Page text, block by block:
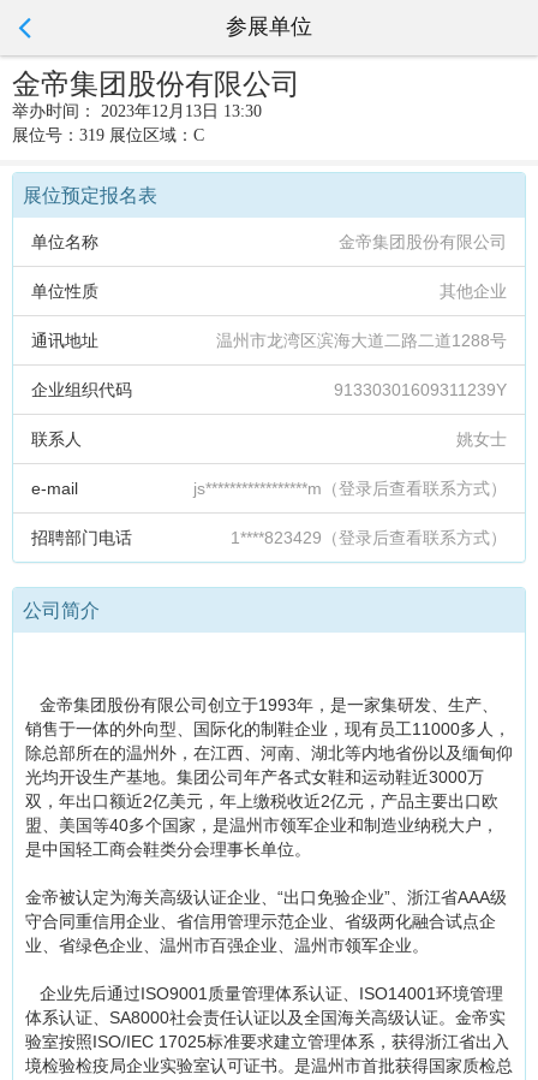
参展单位
金帝集团股份有限公司
举办时间： 2023年12月13日 13:30
展位号：319 展位区域：C
展位预定报名表
单位名称 金帝集团股份有限公司
单位性质 其他企业
通讯地址 温州市龙湾区滨海大道二路二道1288号
企业组织代码 91330301609311239Y
联系人 姚女士
e-mail js*****************m（登录后查看联系方式）
招聘部门电话 1****823429（登录后查看联系方式）
公司简介
金帝集团股份有限公司创立于1993年，是一家集研发、生产、
销售于一体的外向型、国际化的制鞋企业，现有员工11000多人，
除总部所在的温州外，在江西、河南、湖北等内地省份以及缅甸仰
光均开设生产基地。集团公司年产各式女鞋和运动鞋近3000万
双，年出口额近2亿美元，年上缴税收近2亿元，产品主要出口欧
盟、美国等40多个国家，是温州市领军企业和制造业纳税大户，
是中国轻工商会鞋类分会理事长单位。
金帝被认定为海关高级认证企业、“出口免验企业”、浙江省AAA级
守合同重信用企业、省信用管理示范企业、省级两化融合试点企
业、省绿色企业、温州市百强企业、温州市领军企业。
企业先后通过ISO9001质量管理体系认证、ISO14001环境管理
体系认证、SA8000社会责任认证以及全国海关高级认证。金帝实
验室按照ISO/IEC 17025标准要求建立管理体系，获得浙江省出入
境检验检疫局企业实验室认可证书。是温州市首批获得国家质检总